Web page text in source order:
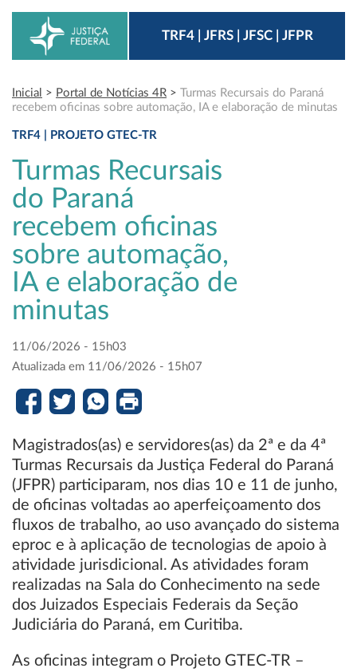
TRF4 | JFRS | JFSC | JFPR
Inicial > Portal de Notícias 4R > Turmas Recursais do Paraná
recebem oficinas sobre automação, IA e elaboração de minutas
TRF4 | PROJETO GTEC-TR
Turmas Recursais
do Paraná
recebem oficinas
sobre automação,
IA e elaboração de
minutas
11/06/2026 - 15h03
Atualizada em 11/06/2026 - 15h07
Magistrados(as) e servidores(as) da 2ª e da 4ª
Turmas Recursais da Justiça Federal do Paraná
(JFPR) participaram, nos dias 10 e 11 de junho,
de oficinas voltadas ao aperfeiçoamento dos
fluxos de trabalho, ao uso avançado do sistema
eproc e à aplicação de tecnologias de apoio à
atividade jurisdicional. As atividades foram
realizadas na Sala do Conhecimento na sede
dos Juizados Especiais Federais da Seção
Judiciária do Paraná, em Curitiba.
As oficinas integram o Projeto GTEC-TR –